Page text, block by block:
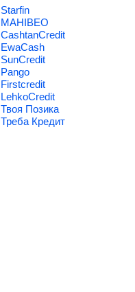
Starfin
МАНІВЕО
CashtanCredit
EwaCash
SunCredit
Pango
Firstcredit
LehkoCredit
Твоя Позика
Треба Кредит